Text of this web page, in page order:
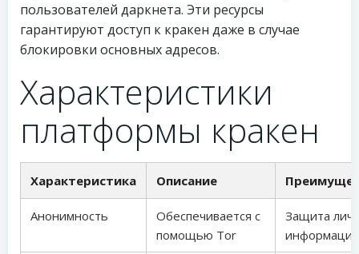
пользователей даркнета. Эти ресурсы
гарантируют доступ к кракен даже в случае
блокировки основных адресов.
Характеристики
платформы кракен
Характеристика Описание
Анонимность
Обеспечивается с
помощью Tor
Защита
информации